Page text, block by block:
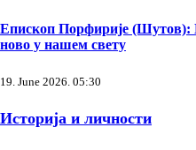
Епископ Порфирије (Шутов):
ново у нашем свету
19. June 2026. 05:30
Историја и личности